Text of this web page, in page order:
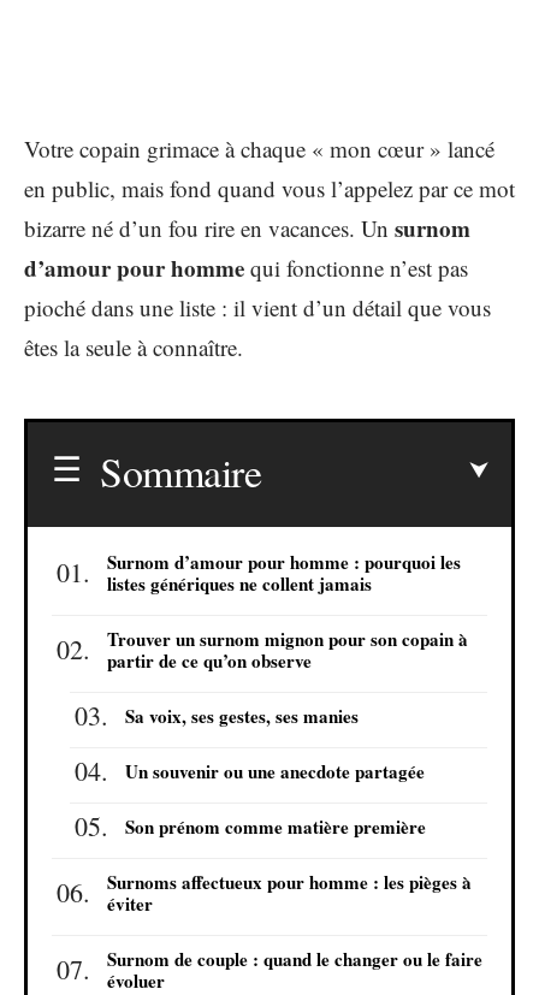
Votre copain grimace à chaque « mon cœur » lancé
en public, mais fond quand vous l’appelez par ce mot
bizarre né d’un fou rire en vacances. Un surnom
d’amour pour homme qui fonctionne n’est pas
pioché dans une liste : il vient d’un détail que vous
êtes la seule à connaître.
Sommaire
Surnom d’amour pour homme : pourquoi les
listes génériques ne collent jamais
Trouver un surnom mignon pour son copain à
partir de ce qu’on observe
Sa voix, ses gestes, ses manies
Un souvenir ou une anecdote partagée
Son prénom comme matière première
Surnoms affectueux pour homme : les pièges à
éviter
Surnom de couple : quand le changer ou le faire
évoluer